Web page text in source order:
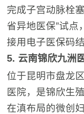
完成子宫动脉栓
省异地医保”试点
接用电子医保码
5. 云南锦欣九洲
位于昆明市盘龙
医院，是锦欣生
在滇布局的微创